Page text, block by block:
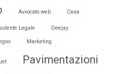
Avvocato web Casa
Legale Deejay
Marketing
Pavimentazioni